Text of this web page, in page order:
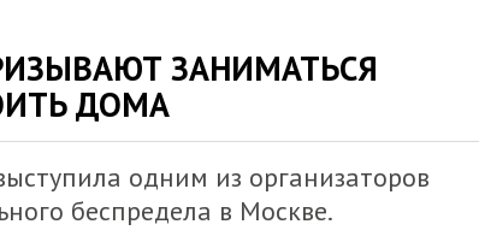
ЗАНИМАТЬСЯ
ДОМА
одним из организаторов
беспредела в Москве.